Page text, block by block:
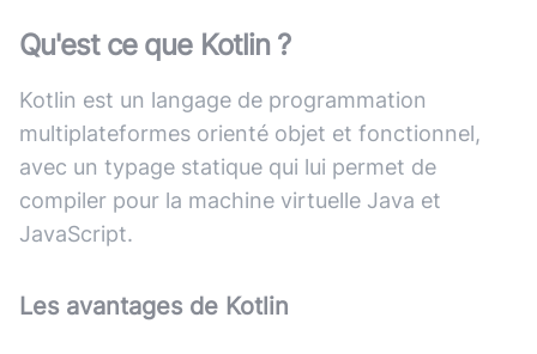
Qu'est ce que Kotlin?
Kotlin est un langage de programmation
multiplateformes orienté objet et fonctionnel,
avec un typage statique qui lui permet de
compiler pour la machine virtuelle Java et
JavaScript.
Les avantages de Kotlin